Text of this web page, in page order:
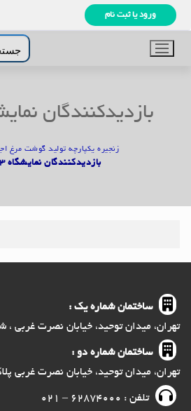
پرش
محتوا
ورود یا ثبت نام
جستجو
برای:
بازدیدکنندگان
زنجیره یکپارچه تولید گوشت مرغ
بازدیدکنندگان نمایشگاه ۱۴۰۳
ساختمان شماره یک :
تهران، میدان توحید، خیابان نصرت غربی ،
ساختمان شماره دو :
تهران، میدان توحید، خیابان نصرت غربی پلاک
تلفن : ۶۲۸۷۴۰۰۰ – ۰۲۱